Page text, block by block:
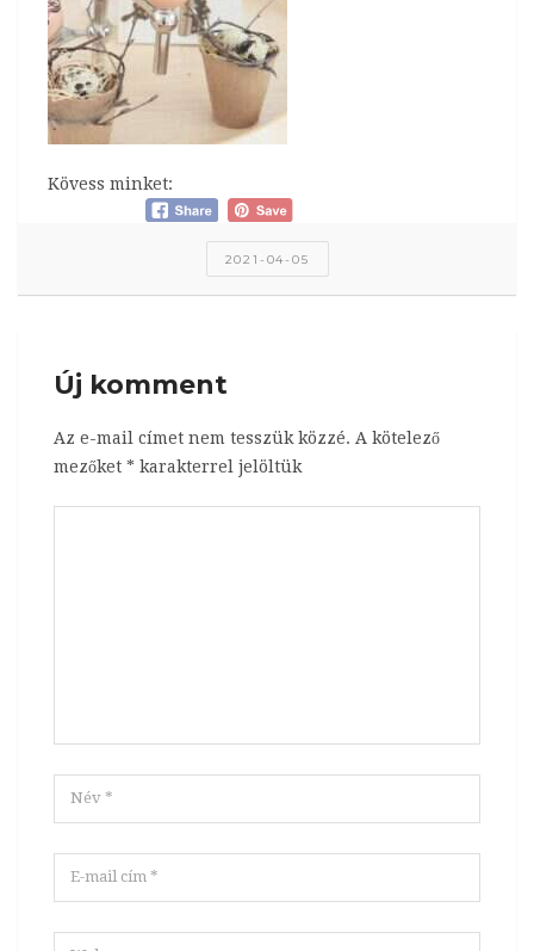
Kövess minket:
2021-04-05
Új komment
Az e-mail címet nem tesszük közzé. A kötelező
mezőket * karakterrel jelöltük